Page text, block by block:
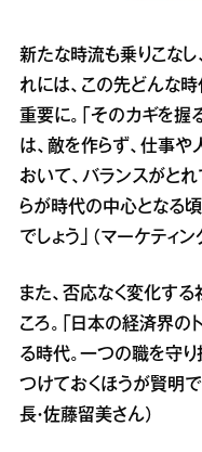
新たな時流も乗りこな
れには、この先どんな
重要に。「そのカギを握
は、敵を作らず、仕事
おいて、バランスがとれ
らが時代の中心となる
でしょう」（マーケティ
また、否応なく変化す
ころ。「日本の経済界の
る時代。一つの職を守
つけておくほうが賢明
長・佐藤留美さん）